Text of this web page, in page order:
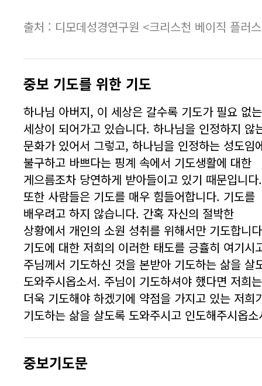
출처 : 디모데성경연구원 <크리스천 베이직 플러
중보 기도를 위한 기도
하나님 아버지, 이 세상은 갈수록 기도가 필요 없는
세상이 되어가고 있습니다. 하나님을 인정하지 않
문화가 있어서 그렇고, 하나님을 인정하는 성도임
불구하고 바쁘다는 핑계 속에서 기도생활에 대한
게으름조차 당연하게 받아들이고 있기 때문입니다.
또한 사람들은 기도를 매우 힘들어합니다. 기도를
배우려고 하지 않습니다. 간혹 자신의 절박한
상황에서 개인의 소원 성취를 위해서만 기도합니
기도에 대한 저희의 이러한 태도를 긍휼히 여기시
주님께서 기도하신 것을 본받아 기도하는 삶을 살
도와주시옵소서. 주님이 기도하셔야 했다면 저희는
더욱 기도해야 하겠기에 약점을 가지고 있는 저희
기도하는 삶을 살도록 도와주시고 인도해주시옵
중보기도문